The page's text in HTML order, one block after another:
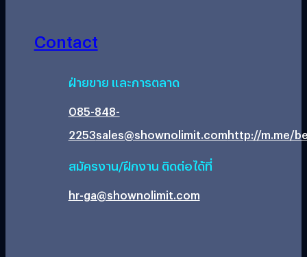
Contact
ฝ่ายขาย และการตลาด
085-848-
2253sales@shownolimit.comhttp://m.me/
สมัครงาน/ฝึกงาน ติดต่อได้ที่
hr-ga@shownolimit.com